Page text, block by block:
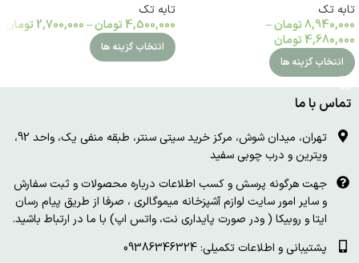
تابه تک
8,940,000تومان–
4,680,000 تومان
انتخاب گزینه ها
تابه تک
4,500,000 تومان–
2,700,000 تومان
انتخاب گزینه ها
تماس با ما
تهران، میدان شوش، مرکز خرید سیتی سنتر، طبقه منفی یک، واحد 92،
ویترین و درب چوبی سفید
جهت هرگونه پرسش و کسب اطلاعات درباره محصولات و ثبت سفارش
و سایر امور سایت لوازم آشپزخانه میموگالری ، صرفا از طریق پیام رسان
ایتا و روبیکا ( ودر صورت پایداری نت، واتس اپ) با ما در ارتباط باشید.
پشتیبانی و اطلاعات تکمیلی: 09386346324